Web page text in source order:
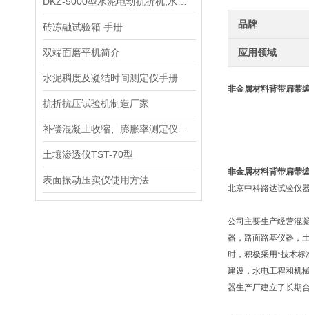
砖冻融试验箱 手册
双端面磨平机简介
水泥稠度及凝结时间测定仪手册
抗折抗压试验机制造厂家
土壤渗透仪TST-70型
表面振动压实仪使用方法
品牌
应用领域
非金属材料背带扁带
非金属材料背带扁带
北京中科路达试验仪
公司主要生产经营混
器，路面路基仪器，
时，积极采用*技术
建设，水电工程和机
器生产厂建立了长期